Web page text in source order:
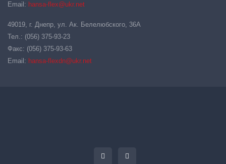
Email: hansa-flex@ukr.net
49019, г. Днепр, ул. Ак. Белелюбского, 36А
Тел.: (056) 375-93-23
Факс: (056) 375-93-63
Email: hansa-flexdn@ukr.net